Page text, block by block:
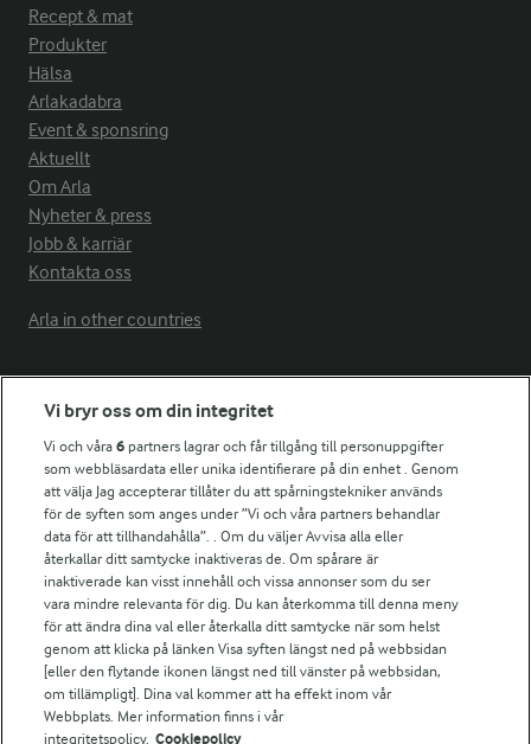
Recept & mat
Produkter
Hälsa
Arlakadabra
Event & sponsring
Aktuellt
Om Arla
Nyheter & press
Jobb & karriär
Kontakta oss
Arla in other countries
Fler Arlasajter
För ägare
Arlas kundportal
Arla.com
Falbygdens Ost
Arla webbshop
Bildbank
Följ oss
Vi bryr oss om din integritet
Vi och våra6 partners lagrar och får tillgång till personuppgifter
som webbläsardata eller unika identifierare på din enhet . Genom
att välja Jag accepterar tillåter du att spårningstekniker används
för de syften som anges under ”Vi och våra partners behandlar
data för att tillhandahålla”. . Om du väljer Avvisa alla eller
återkallar ditt samtycke inaktiveras de. Om spårare är
inaktiverade kan visst innehåll och vissa annonser som du ser
vara mindre relevanta för dig. Du kan återkomma till denna meny
för att ändra dina val eller återkalla ditt samtycke när som helst
genom att klicka på länken Visa syften längst ned på webbsidan
[eller den flytande ikonen längst ned till vänster på webbsidan,
om tillämpligt]. Dina val kommer att ha effekt inom vår
Webbplats. Mer information finns i vår
integritetspolicy. Cookiepolicy